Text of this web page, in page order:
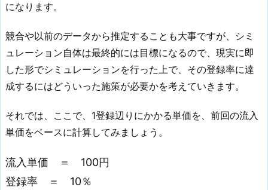
になります。
競合や以前のデータから推定することも大事ですが、シミ
ュレーション自体は最終的には目標になるので、現実に即
した形でシミュレーションを行った上で、その登録率に達
成するにはどういった施策が必要かを考えていきます。
それでは、ここで、1登録辺りにかかる単価を、前回の流入
単価をベースに計算してみましょう。
流入単価 ＝ 100円
登録率 ＝ 10％